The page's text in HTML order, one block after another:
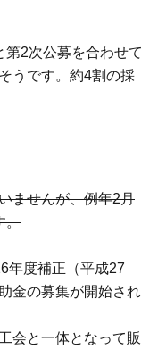
2次公募を合わせて
うです。約4割の採
ませんが、例年2月
。
年度補正（平成27
金の募集が開始され
会と一体となって販